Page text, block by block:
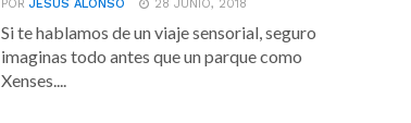
PORJESÚS ALONSO 28 JUNIO, 2018
Si te hablamos de un viaje sensorial, seguro
imaginas todo antes que un parque como
Xenses....